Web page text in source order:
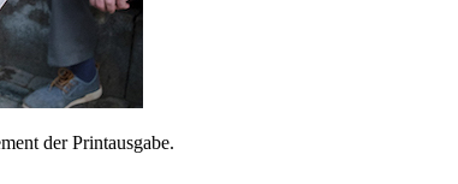
der Printausgabe.